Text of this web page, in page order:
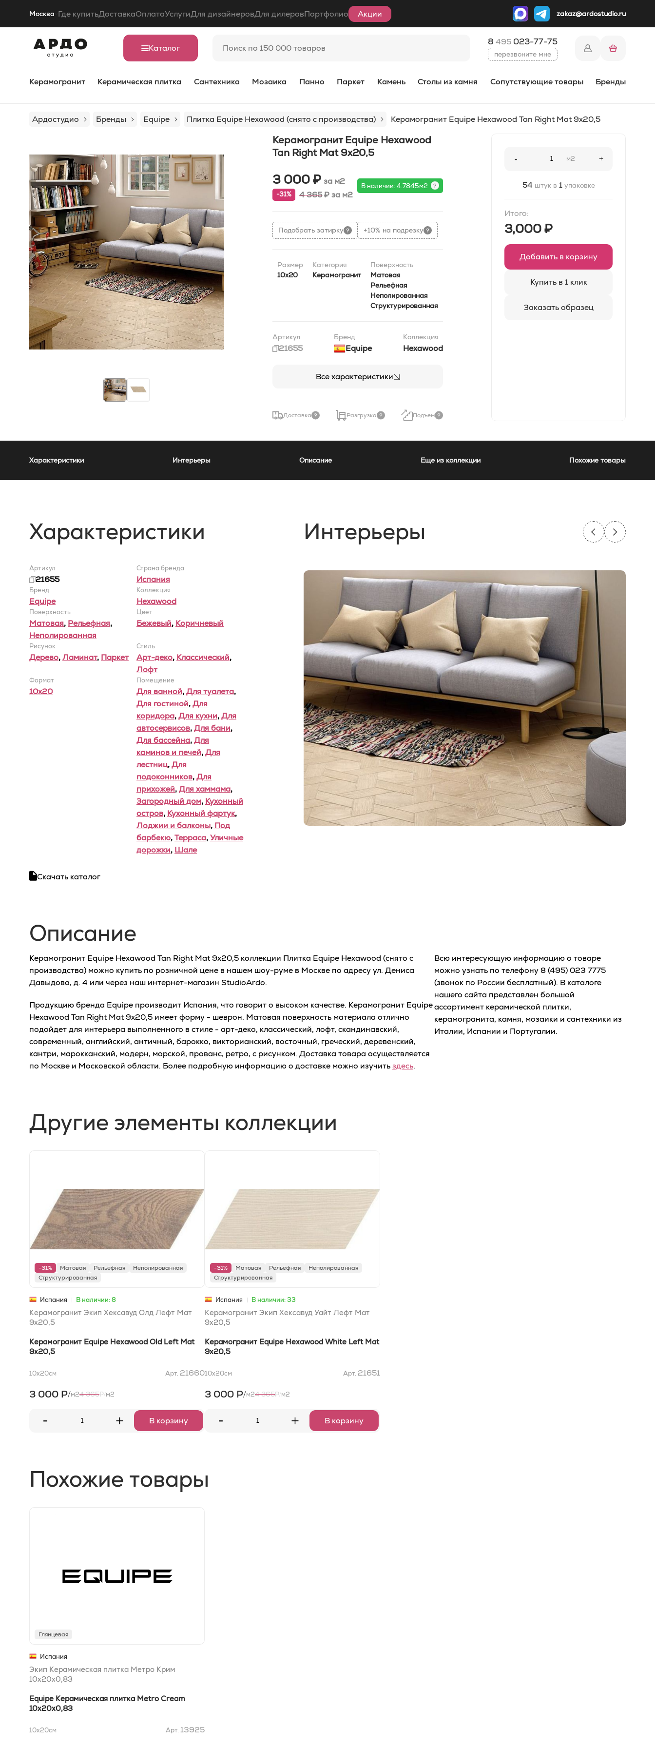
Москва Где купитьДоставкаОплатаУслугиДля дизайнеровДля дилеровПортфолио Акции zakaz@ardostudio.ru
Каталог
8 495 023-77-75
перезвоните мне
Керамогранит Керамическая плитка Сантехника Мозаика Панно Паркет Камень Столы из камня Сопутствующие товары Бренды
Ардостудио Бренды Equipe Плитка Equipe Hexawood (снято с производства) Керамогранит Equipe Hexawood Tan Right Mat 9x20,5
Керамогранит Equipe Hexawood
Tan Right Mat 9x20,5
3 000 ₽ за м2
-31% 4 365₽за м2
В наличии: 4.7845м2
Подобрать затирку +10% на подрезку
Размер
10x20
Категория
Керамогранит
Поверхность
Матовая
Рельефная
Неполированная
Структурированная
Артикул
21655
Бренд
Equipe
Коллекция
Hexawood
Все характеристики
Доставка Разгрузка Подъем
- м2 +
54 штук в 1упаковке
Итого:
3,000₽
Добавить в корзину
Купить в 1 клик
Заказать образец
Характеристики Интерьеры Описание Еще из коллекции Похожие товары
Характеристики
Артикул
21655
Страна бренда
Испания
Бренд
Equipe
Коллекция
Hexawood
Поверхность
Матовая, Рельефная,
Неполированная
Цвет
Бежевый, Коричневый
Рисунок
Дерево,Ламинат, Паркет
Стиль
Арт-деко, Классический,
Лофт
Формат
10x20
Помещение
Для ванной,Для туалета,
Для гостиной,Для
коридора,Для кухни,Для
автосервисов,Для бани,
Для бассейна,Для
каминов и печей,Для
лестниц,Для
подоконников,Для
прихожей,Для хаммама,
Загородный дом, Кухонный
остров, Кухонный фартук,
Лоджии и балконы, Под
барбекю,Терраса,Уличные
дорожки, Шале
Скачать каталог
Интерьеры
Описание
Керамогранит Equipe Hexawood Tan Right Mat 9x20,5 коллекции Плитка Equipe Hexawood (снято с
производства) можно купить по розничной цене в нашем шоу-руме в Москве по адресу ул. Дениса
Давыдова, д. 4 или через наш интернет-магазин StudioArdo.
Продукцию бренда Equipe производит Испания, что говорит о высоком качестве. Керамогранит Equipe
Hexawood Tan Right Mat 9x20,5 имеет форму - шеврон. Матовая поверхность материала отлично
подойдет для интерьера выполненного в стиле - арт-деко, классический, лофт, скандинавский,
современный, английский, античный, барокко, викторианский, восточный, греческий, деревенский,
кантри, марокканский, модерн, морской, прованс, ретро, с рисунком. Доставка товара осуществляется
по Москве и Московской области. Более подробную информацию о доставке можно изучитьздесь.
Всю интересующую информацию о товаре
можно узнать по телефону 8 (495) 023 7775
(звонок по России бесплатный). В каталоге
нашего сайта представлен большой
ассортимент керамической плитки,
керамогранита, камня, мозаики и сантехники из
Италии, Испании и Португалии.
Другие элементы коллекции
-31% Матовая Рельефная
Неполированная
Структурированная
Испания В наличии: 8
Керамогранит Экип Хексавуд Олд Лефт Мат
9x20,5
Керамогранит Equipe Hexawood Old Left Mat
9x20,5
10x20см Арт. 21660
3 000 Р/м24 365Р/м2
- + В корзину
-31% Матовая Рельефная
Неполированная
Структурированная
Испания В наличии: 33
Керамогранит Экип Хексавуд Уайт Лефт Мат
9x20,5
Керамогранит Equipe Hexawood White Left Mat
9x20,5
10x20см Арт. 21651
3 000 Р/м24 365Р/м2
- + В корзину
Похожие товары
Глянцевая
Испания
Экип Керамическая плитка Метро Крим
10x20x0,83
Equipe Керамическая плитка Metro Cream
10x20x0,83
10x20см Арт. 13925